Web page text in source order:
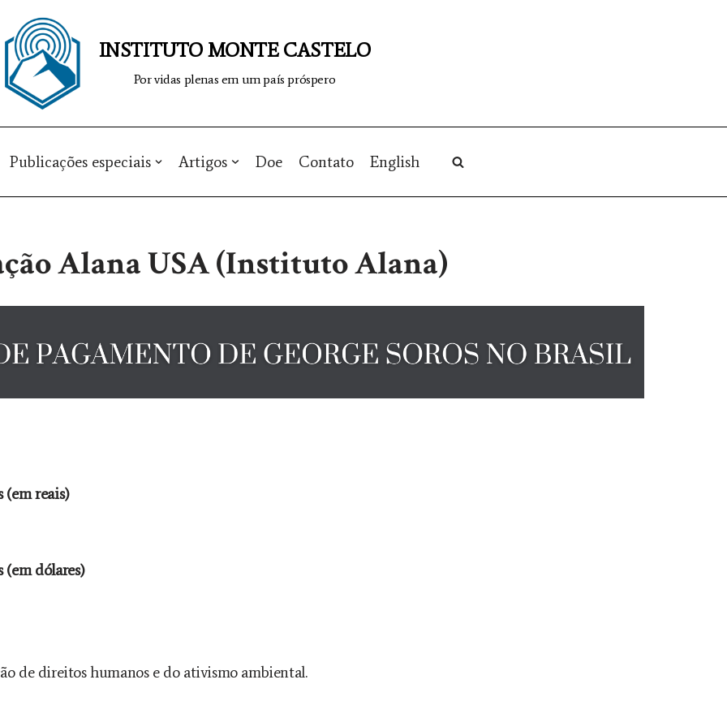
INSTITUTO MONTE CASTELO
Por vidas plenas em um país próspero
Publicações especiais Artigos Doe Contato English
Alana USA (Instituto Alana)
(em reais)
(em dólares)
de direitos humanos e do ativismo ambiental.